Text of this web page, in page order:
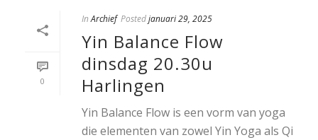
0
In Archief Postedjanuari 29, 2025
Yin Balance Flow
dinsdag 20.30u
Harlingen
Yin Balance Flow is een vorm van yoga
die elementen van zowel Yin Yoga als Qi